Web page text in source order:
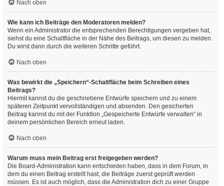
Nach oben
Wie kann ich Beiträge den Moderatoren melden?
Wenn ein Administrator die entsprechenden Berechtigungen vergeben hat,
siehst du eine Schaltfläche in der Nähe des Beitrags, um diesen zu melden.
Du wirst dann durch die weiteren Schritte geführt.
Nach oben
Was bewirkt die „Speichern“-Schaltfläche beim Schreiben eines
Beitrags?
Hiermit kannst du die geschriebene Entwürfe speichern und zu einem
späteren Zeitpunkt vervollständigen und absenden. Den gesicherten
Beitrag kannst du mit der Funktion „Gespeicherte Entwürfe verwalten“ in
deinem persönlichen Bereich erneut laden.
Nach oben
Warum muss mein Beitrag erst freigegeben werden?
Die Board-Administration kann entschieden haben, dass in dem Forum, in
dem du einen Beitrag erstellt hast, die Beiträge zuerst geprüft werden
müssen. Es ist auch möglich, dass die Administration dich zu einer Gruppe